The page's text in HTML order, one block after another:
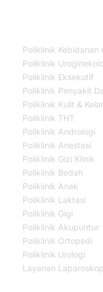
Poliklinik Kebidanan
Poliklinik
Poliklinik Eksekutif
Poliklinik Penyakit
Poliklinik Kulit &
Poliklinik THT
Poliklinik Andrologi
Poliklinik Anestesi
Poliklinik Gizi Klinik
Poliklinik Bedah
Poliklinik Anak
Poliklinik Laktasi
Poliklinik Gigi
Poliklinik Akupuntur
Poliklinik Ortopedi
Poliklinik Urologi
Layanan